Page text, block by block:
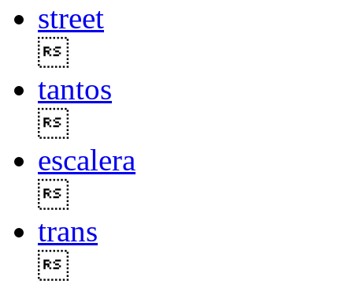
street
tantos
escalera
trans